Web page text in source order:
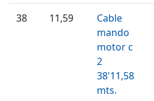
38 11,59
Cable
mando
motor c
2
38'11,58
mts.